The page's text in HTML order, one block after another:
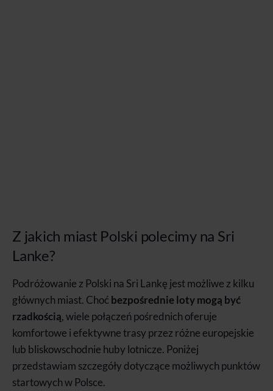
Z jakich miast Polski polecimy na Sri
Lanke?
Podróżowanie z Polski na Sri Lankę jest możliwe z kilku
głównych miast. Choć bezpośrednie loty mogą być
rzadkością, wiele połączeń pośrednich oferuje
komfortowe i efektywne trasy przez różne europejskie
lub bliskowschodnie huby lotnicze. Poniżej
przedstawiam szczegóły dotyczące możliwych punktów
startowych w Polsce.